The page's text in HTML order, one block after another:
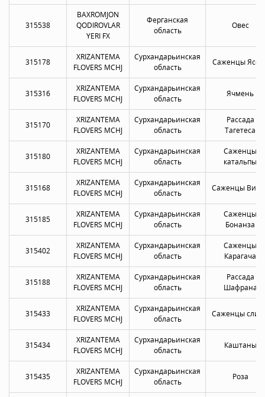
315538
BAXROMJON
QODIROVLAR
YERI FX
Ферганская
область
Овес
315178
XRIZANTEMA
FLOVERS MCHJ
Сурхандарьинская
область
Саженцы
315316
XRIZANTEMA
FLOVERS MCHJ
Сурхандарьинская
область
Ячмень
315170
XRIZANTEMA
FLOVERS MCHJ
Сурхандарьинская
область
Рассада
Тагетеса
315180
XRIZANTEMA
FLOVERS MCHJ
Сурхандарьинская
область
Саженцы
катальпы
315168
XRIZANTEMA
FLOVERS MCHJ
Сурхандарьинская
область
Саженцы
315185
XRIZANTEMA
FLOVERS MCHJ
Сурхандарьинская
область
Саженцы
Бонанза
315402
XRIZANTEMA
FLOVERS MCHJ
Сурхандарьинская
область
Саженцы
Карагача
315188
XRIZANTEMA
FLOVERS MCHJ
Сурхандарьинская
область
Рассада
Шафрана
315433
XRIZANTEMA
FLOVERS MCHJ
Сурхандарьинская
область
Саженцы
315434
XRIZANTEMA
FLOVERS MCHJ
Сурхандарьинская
область
Каштаны
315435
XRIZANTEMA
FLOVERS MCHJ
Сурхандарьинская
область
Роза